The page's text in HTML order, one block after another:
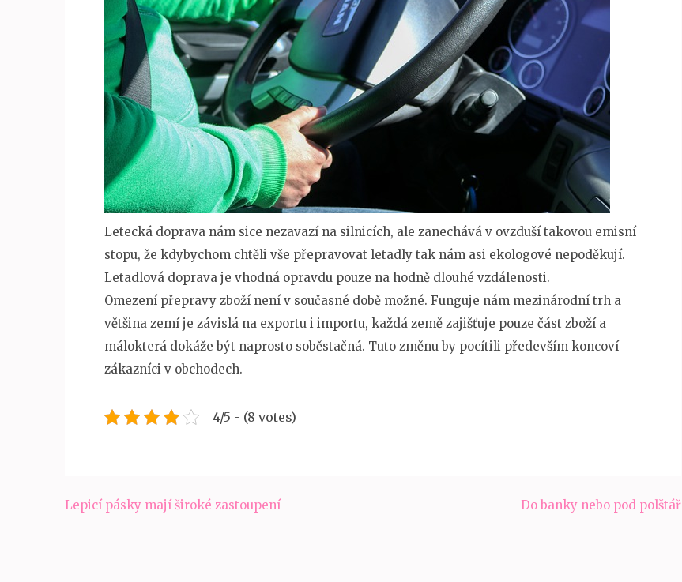
Letecká doprava nám sice nezavazí na silnicích, ale zanechává v ovzduší takovou emisní
stopu, že kdybychom chtěli vše přepravovat letadly tak nám asi ekologové nepoděkují.
Letadlová doprava je vhodná opravdu pouze na hodně dlouhé vzdálenosti.
Omezení přepravy zboží není v současné době možné. Funguje nám mezinárodní trh a
většina zemí je závislá na exportu i importu, každá země zajišťuje pouze část zboží a
málokterá dokáže být naprosto soběstačná. Tuto změnu by pocítili především koncoví
zákazníci v obchodech.
4/5 - (8 votes)
Navigace
Lepicí pásky mají široké zastoupení Do banky nebo pod polštář